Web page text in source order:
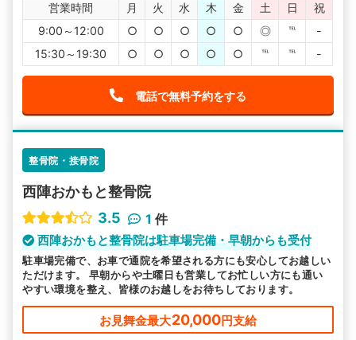
営業時間 月 火 水 木 金 土 日
祝
9:00～12:00
○ ○ ○ ○ ○ ◎ ℡
-
15:30～19:30
○ ○ ○ ○ ○ ℡ ℡ -
電話で無料予約をする
整骨院・接骨院
西陣おかもと整骨院
3.5
1 件
西陣おかもと整骨院は駐車場完備・早朝からも受付
駐車場完備で、お車で通院を希望される方にも安心してお越しい
ただけます。 早朝からや土曜日も営業してお忙しい方にも通い
やすい環境を整え、皆様のお越しをお待ちしております。
お見舞金最大20,000円支給